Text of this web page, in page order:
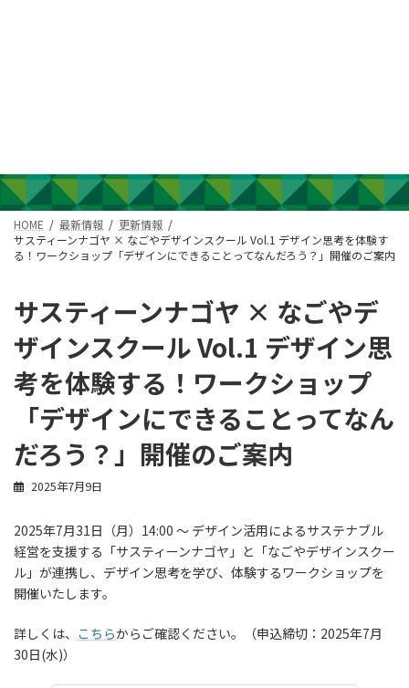
プ
動
HOME 最新情報
更新情報
サスティーンナゴヤ × なごやデザインスクール Vol.1 デザイン思考を体験す
る！ワークショップ「デザインにできることってなんだろう？」開催のご案内
サスティーンナゴヤ × なごやデ
ザインスクール Vol.1 デザイン思
考を体験する！ワークショップ
「デザインにできることってなん
だろう？」開催のご案内
2025年7月9日
2025年7月31日（月）14:00 〜 デザイン活用によるサステナブル
経営を支援する「サスティーンナゴヤ」と「なごやデザインスクー
ル」が連携し、デザイン思考を学び、体験するワークショップを
開催いたします。
詳しくは、 こちらからご確認ください。（申込締切：2025年7月
30日(水)）